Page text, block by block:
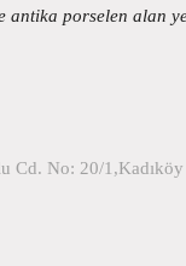
porselen alan
Cd. No: 20/1,Kadıköy